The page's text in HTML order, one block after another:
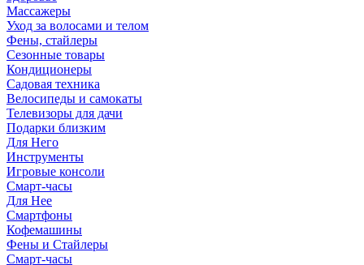
Массажеры
Уход за волосами и телом
Фены, стайлеры
Сезонные товары
Кондиционеры
Садовая техника
Велосипеды и самокаты
Телевизоры для дачи
Подарки близким
Для Него
Инструменты
Игровые консоли
Смарт-часы
Для Нее
Смартфоны
Кофемашины
Фены и Стайлеры
Смарт-часы